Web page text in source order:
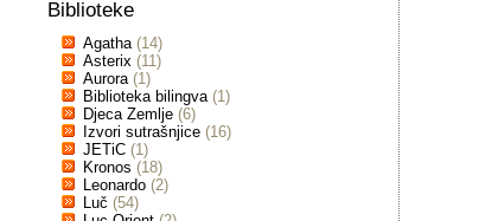
Biblioteke
Agatha (14)
Asterix (11)
Aurora (1)
Biblioteka bilingva (1)
Djeca Zemlje (6)
Izvori sutrašnjice (16)
JETiC (1)
Kronos (18)
Leonardo (2)
Luč (54)